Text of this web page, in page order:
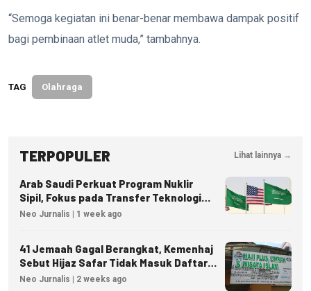
“Semoga kegiatan ini benar-benar membawa dampak positif
bagi pembinaan atlet muda,” tambahnya.
TAG Olahraga
TERPOPULER Lihat lainnya →
Arab Saudi Perkuat Program Nuklir
Sipil, Fokus pada Transfer Teknologi
dan Kedaulatan Energi
Neo Jurnalis | 1 week ago
41 Jemaah Gagal Berangkat, Kemenhaj
Sebut Hijaz Safar Tidak Masuk Daftar
Resmi PPIU
Neo Jurnalis | 2 weeks ago